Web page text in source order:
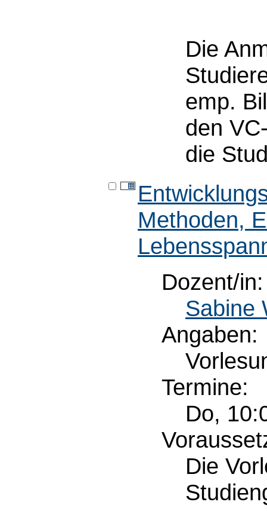
Die
emp.
den
die
Methoden,
Dozent/in:
Sabine
Angaben:
Termine:
Do,
Die